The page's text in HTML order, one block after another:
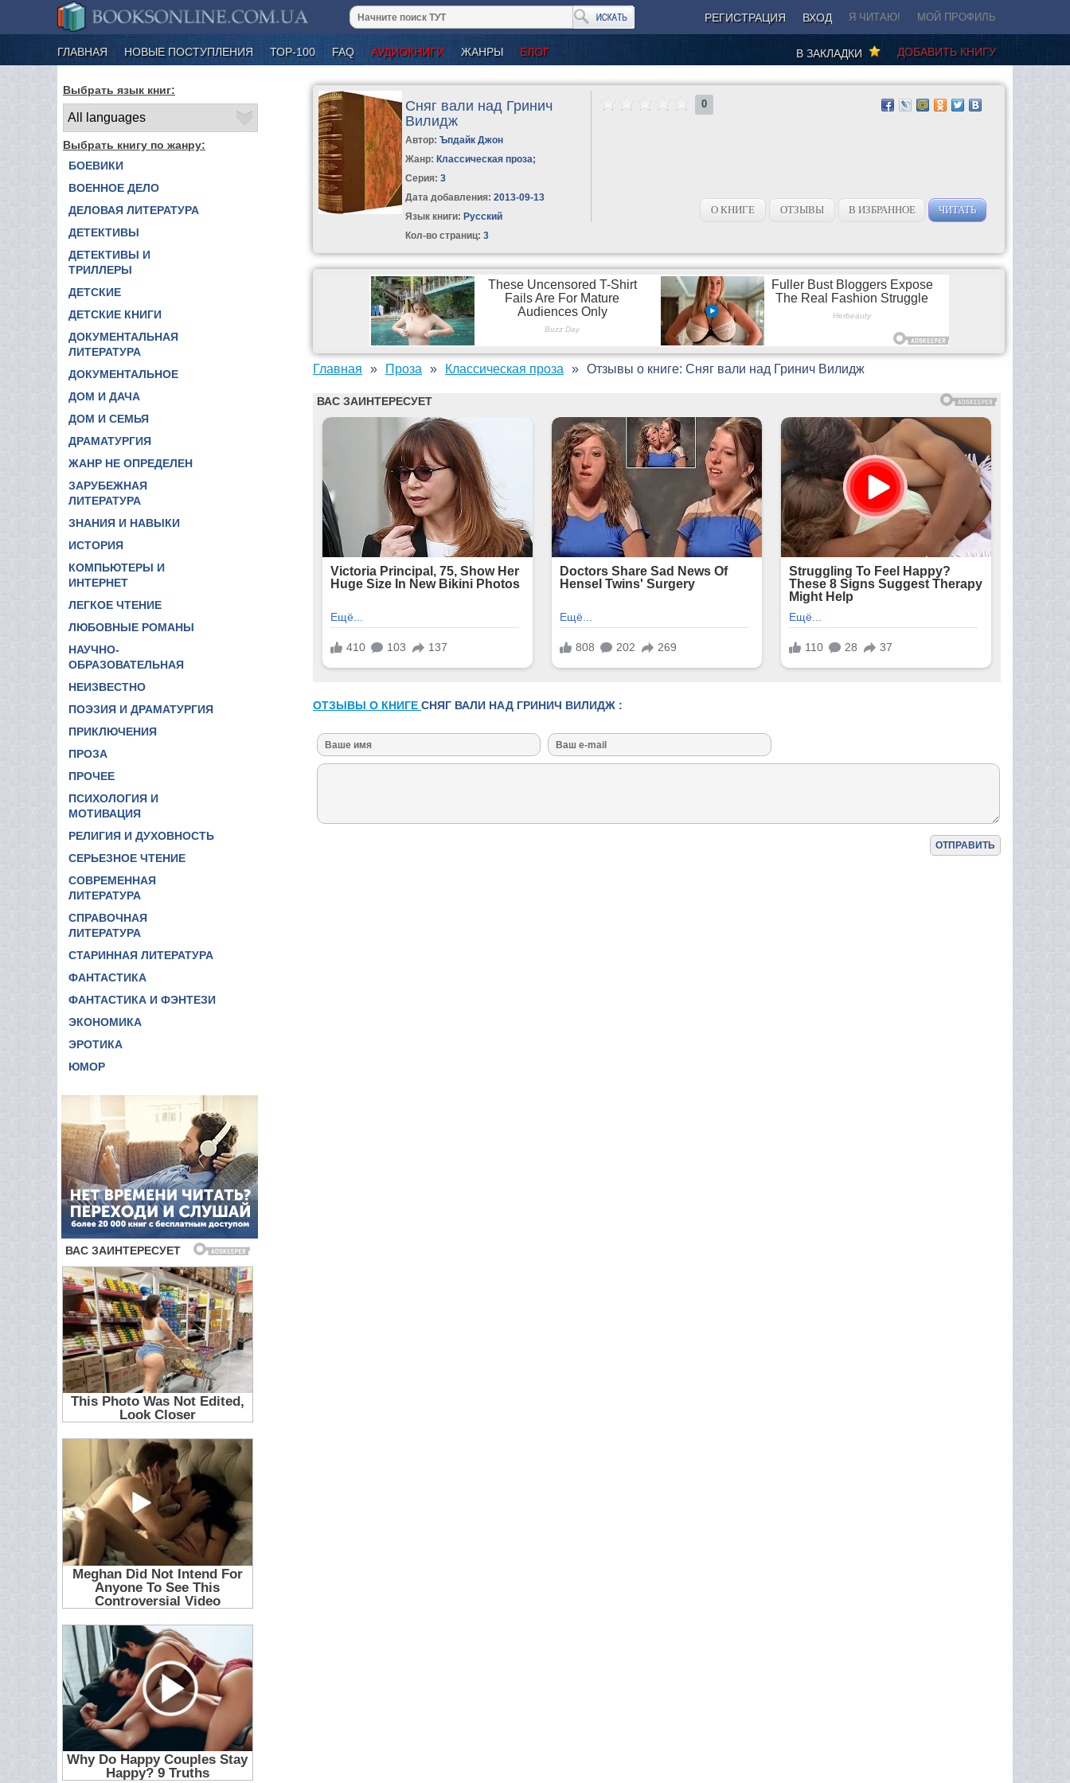
РЕГИСТРАЦИЯ ВХОД Я ЧИТАЮ! МОЙ ПРОФИЛЬ
ГЛАВНАЯ НОВЫЕ ПОСТУПЛЕНИЯ ТОР-100 FAQ АУДИОКНИГИ ЖАНРЫ БЛОГ ДОБАВИТЬ КНИГУ
В ЗАКЛАДКИ
Выбрать язык книг:
Выбрать книгу по жанру:
БОЕВИКИ
ВОЕННОЕ ДЕЛО
ДЕЛОВАЯ ЛИТЕРАТУРА
ДЕТЕКТИВЫ
ДЕТЕКТИВЫ И
ТРИЛЛЕРЫ
ДЕТСКИЕ
ДЕТСКИЕ КНИГИ
ДОКУМЕНТАЛЬНАЯ
ЛИТЕРАТУРА
ДОКУМЕНТАЛЬНОЕ
ДОМ И ДАЧА
ДОМ И СЕМЬЯ
ДРАМАТУРГИЯ
ЖАНР НЕ ОПРЕДЕЛЕН
ЗАРУБЕЖНАЯ
ЛИТЕРАТУРА
ЗНАНИЯ И НАВЫКИ
ИСТОРИЯ
КОМПЬЮТЕРЫ И
ИНТЕРНЕТ
ЛЕГКОЕ ЧТЕНИЕ
ЛЮБОВНЫЕ РОМАНЫ
НАУЧНО-
ОБРАЗОВАТЕЛЬНАЯ
НЕИЗВЕСТНО
ПОЭЗИЯ И ДРАМАТУРГИЯ
ПРИКЛЮЧЕНИЯ
ПРОЗА
ПРОЧЕЕ
ПСИХОЛОГИЯ И
МОТИВАЦИЯ
РЕЛИГИЯ И ДУХОВНОСТЬ
СЕРЬЕЗНОЕ ЧТЕНИЕ
СОВРЕМЕННАЯ
ЛИТЕРАТУРА
СПРАВОЧНАЯ
ЛИТЕРАТУРА
СТАРИННАЯ ЛИТЕРАТУРА
ФАНТАСТИКА
ФАНТАСТИКА И ФЭНТЕЗИ
ЭКОНОМИКА
ЭРОТИКА
ЮМОР
Сняг вали над Гринич
Вилидж
Автор:Ъпдайк Джон
Жанр: Классическая проза;
Серия:3
Дата добавления: 2013-09-13
Язык книги: Русский
Кол-во страниц: 3
0
О КНИГЕ ОТЗЫВЫ В ИЗБРАННОЕ ЧИТАТЬ
Главная Проза Классическая проза Отзывы о книге: Сняг вали над Гринич Вилидж
ОТЗЫВЫ О КНИГЕ СНЯГ ВАЛИ НАД ГРИНИЧ ВИЛИДЖ :